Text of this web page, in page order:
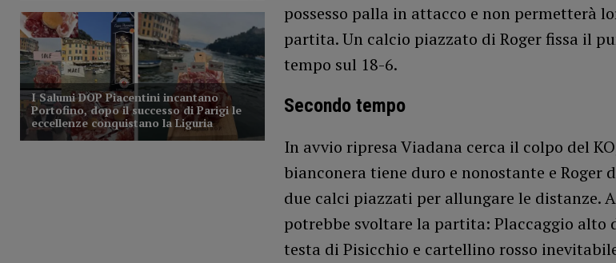
possesso palla in attacco e non permetterà
partita. Un calcio piazzato di Roger fissa il
tempo sul 18-6.
Secondo tempo
In avvio ripresa Viadana cerca il colpo del
bianconera tiene duro e nonostante e Roger
due calci piazzati per allungare le distanze.
potrebbe svoltare la partita: Placcaggio alto
testa di Pisicchio e cartellino rosso